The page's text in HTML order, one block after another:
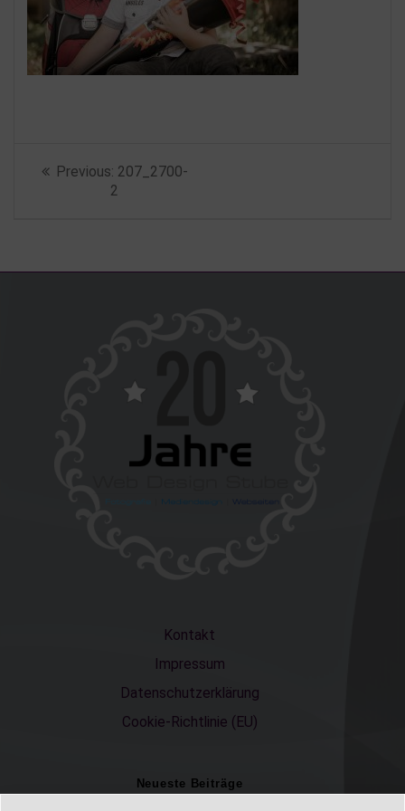
Beitragsnavigation
Previous: Previous
post:
207_2700-
2
Kontakt
Impressum
Datenschutzerklärung
Cookie-Richtlinie (EU)
Neueste Beiträge